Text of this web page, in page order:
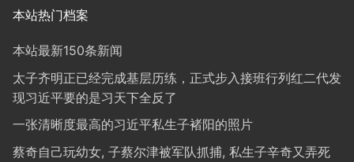
本站热门档案
本站最新150条新闻
太子齐明正已经完成基层历练，正式步入接班行列红二代发
现习近平要的是习天下全反了
一张清晰度最高的习近平私生子褚阳的照片
蔡奇自己玩幼女, 子蔡尔津被军队抓捕, 私生子辛奇又弄死